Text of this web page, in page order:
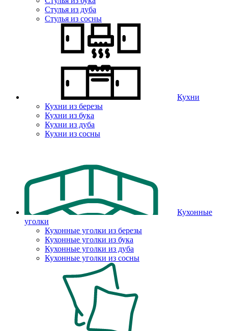
Стулья из дуба
Стулья из сосны
Кухни
Кухни из березы
Кухни из бука
Кухни из дуба
Кухни из сосны
Кухонные
уголки
Кухонные уголки из березы
Кухонные уголки из бука
Кухонные уголки из дуба
Кухонные уголки из сосны